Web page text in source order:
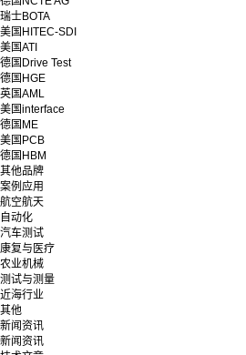
瑞士BOTA
美国HITEC-SDI
美国ATI
德国Drive Test
德国HGE
英国AML
美国interface
德国ME
美国PCB
德国HBM
其他品牌
案例应用
航空航天
自动化
汽车测试
康复与医疗
农业机械
测试与测量
近海行业
其他
新闻资讯
新闻资讯